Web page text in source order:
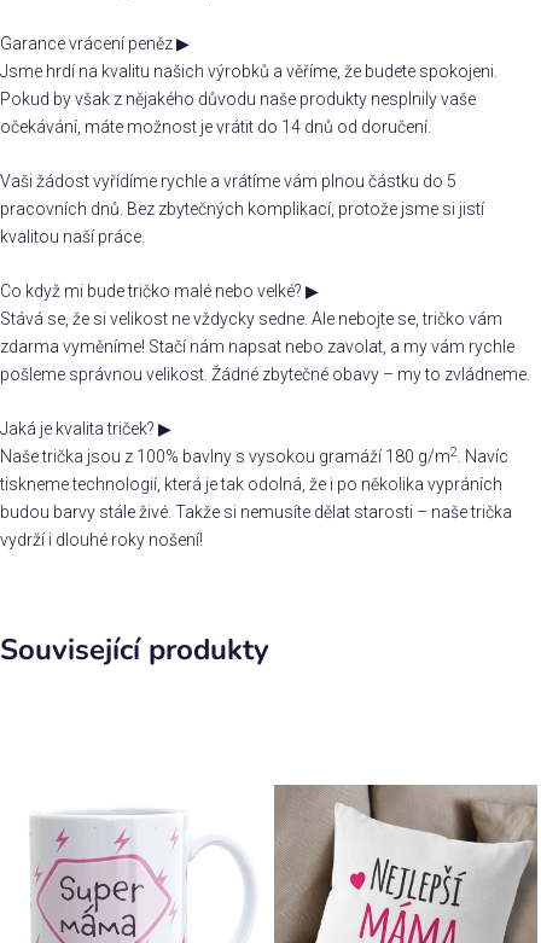
Garance vrácení peněz▶
Jsme hrdí na kvalitu našich výrobků a věříme, že budete spokojeni.
Pokud by však z nějakého důvodu naše produkty nesplnily vaše
očekávání, máte možnost je vrátit do 14 dnů od doručení.
Vaši žádost vyřídíme rychle a vrátíme vám plnou částku do 5
pracovních dnů. Bez zbytečných komplikací, protože jsme si jistí
kvalitou naší práce.
Co když mi bude tričko malé nebo velké? ▶
Stává se, že si velikost ne vždycky sedne. Ale nebojte se, tričko vám
zdarma vyměníme! Stačí nám napsat nebo zavolat, a my vám rychle
pošleme správnou velikost. Žádné zbytečné obavy – my to zvládneme.
Jaká je kvalita triček? ▶
Naše trička jsou z 100% bavlny s vysokou gramáží 180 g/m2
. Navíc
tiskneme technologií, která je tak odolná, že i po několika vypráních
budou barvy stále živé. Takže si nemusíte dělat starosti – naše trička
vydrží i dlouhé roky nošení!
Související produkty